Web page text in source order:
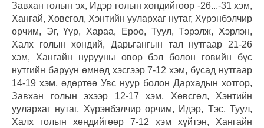
Завхан голын эх, Идэр голын хөндийгөөр -26...-31 хэм,
Хангай, Хөвсгөл, Хэнтийн уулархаг нутаг, Хүрэнбэлчир
орчим, Эг, Үүр, Хараа, Ерөө, Туул, Тэрэлж, Хэрлэн,
Халх голын хөндий, Дарьгангын тал нутгаар 21-26
хэм, Хангайн нурууны өвөр бэл болон говийн бүс
нутгийн баруун өмнөд хэсгээр 7-12 хэм, бусад нутгаар
14-19 хэм, өдөртөө Увс нуур болон Дархадын хотгор,
Завхан голын эхээр 12-17 хэм, Хөвсгөл, Хэнтийн
уулархаг нутаг, Хүрэнбэлчир орчим, Идэр, Тэс, Туул,
Халх голын хөндийгөөр 7-12 хэм хүйтэн, Хангайн